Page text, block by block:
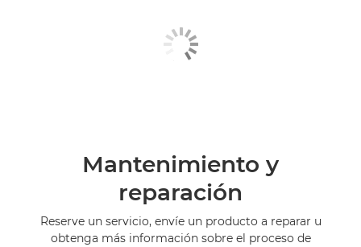
Mantenimiento y
reparación
Reserve un servicio, envíe un producto a reparar u
obtenga más información sobre el proceso de